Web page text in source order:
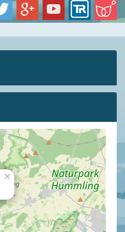
×